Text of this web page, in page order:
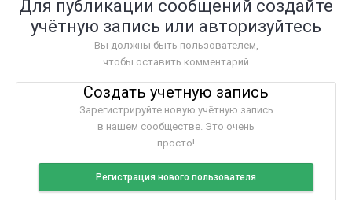
Для публикации сообщений создайте
учётную запись или авторизуйтесь
Вы должны быть пользователем,
чтобы оставить комментарий
Создать учетную запись
Зарегистрируйте новую учётную запись
в нашем сообществе. Это очень
просто!
Регистрация нового пользователя